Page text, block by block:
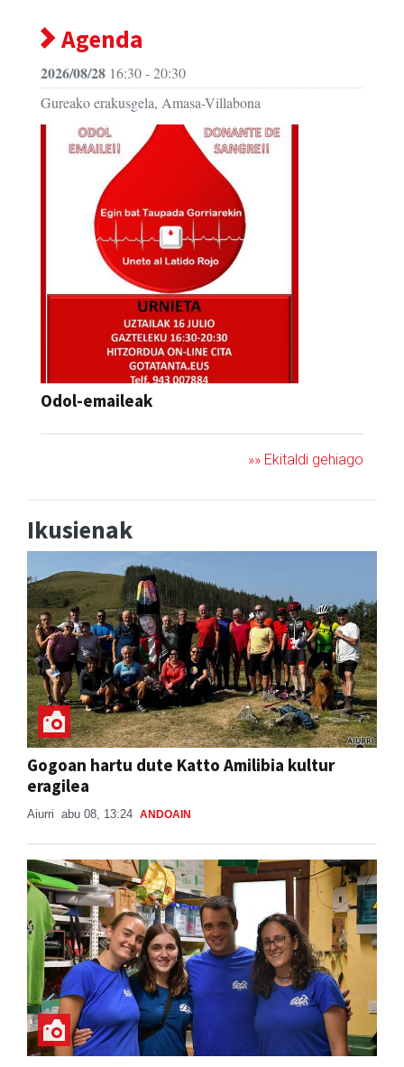
Agenda
2026/08/28 16:30 - 20:30
Gureako erakusgela, Amasa-Villabona
Odol-emaileak
»» Ekitaldi gehiago
Ikusienak
Gogoan hartu dute Katto Amilibia kultur
eragilea
Aiurri abu 08, 13:24 ANDOAIN